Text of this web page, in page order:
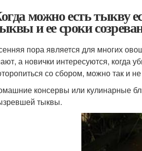
можно есть тыкву
и ее сроки
пора является для многих
а новички интересуются, когда
со сбором, можно так и
консервы или кулинарные
тыквы.